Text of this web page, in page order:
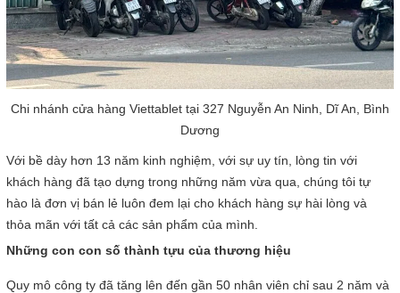
Chi nhánh cửa hàng Viettablet tại 327 Nguyễn An Ninh, Dĩ An, Bình
Dương
Với bề dày hơn 13 năm kinh nghiệm, với sự uy tín, lòng tin với
khách hàng đã tạo dựng trong những năm vừa qua, chúng tôi tự
hào là đơn vị bán lẻ luôn đem lại cho khách hàng sự hài lòng và
thỏa mãn với tất cả các sản phẩm của mình.
Những con con số thành tựu của thương hiệu
Quy mô công ty đã tăng lên đến gần 50 nhân viên chỉ sau 2 năm và